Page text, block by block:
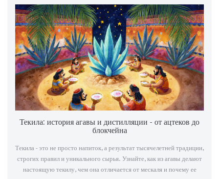
Текила: история агавы и дистилляции - от ацтеков до
блокчейна
Текила - это не просто напиток, а результат тысячелетней традиции,
строгих правил и уникального сырья. Узнайте, как из агавы делают
настоящую текилу, чем она отличается от мескаля и почему ее